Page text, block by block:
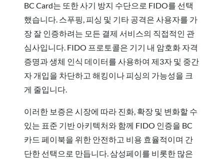
BC Card는 또한 사기 방지 수단으로 FIDO를 선택
했습니다. 스푸핑, 피싱 및 기타 공격은 사용자를 가
장 잘 인증하려는 모든 결제 서비스의 직접적인 관
심사입니다. FIDO 프로토콜은 기기 내 암호화 자격
증명과 생체 인식 데이터를 사용하여 제3자 및 중간
자 개입을 차단하고 해킹이나 피싱의 가능성을 크
게 줄입니다.
이러한 보증은 시장에 따라 진화, 확장 및 변화할 수
있는 표준 기반 아키텍처와 함께 FIDO 인증을 BC
카드 페이북을 위한 안전하고 비용 효율적이며 간
단한 선택으로 만듭니다. 삼성페이를 비롯한 많은